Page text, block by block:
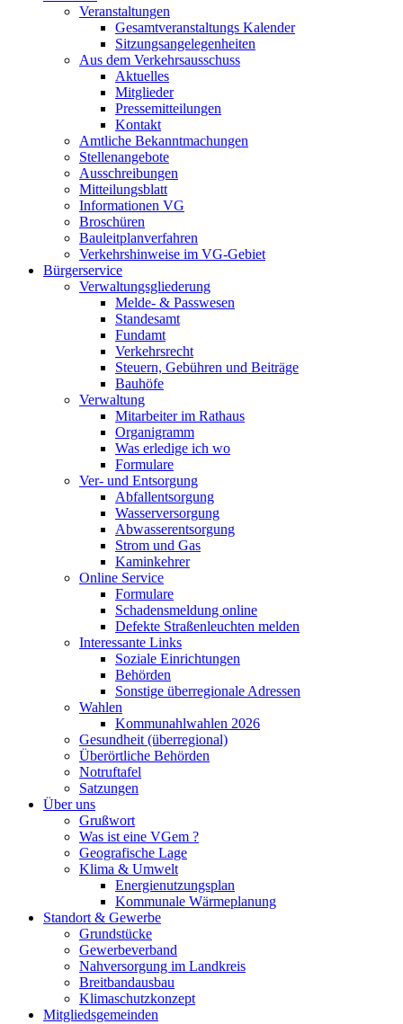
Veranstaltungen
Gesamtveranstaltungs Kalender
Sitzungsangelegenheiten
Aus dem Verkehrsausschuss
Aktuelles
Mitglieder
Pressemitteilungen
Kontakt
Amtliche Bekanntmachungen
Stellenangebote
Ausschreibungen
Mitteilungsblatt
Informationen VG
Broschüren
Bauleitplanverfahren
Verkehrshinweise im VG-Gebiet
Bürgerservice
Verwaltungsgliederung
Melde- & Passwesen
Standesamt
Fundamt
Verkehrsrecht
Steuern, Gebühren und Beiträge
Bauhöfe
Verwaltung
Mitarbeiter im Rathaus
Organigramm
Was erledige ich wo
Formulare
Ver- und Entsorgung
Abfallentsorgung
Wasserversorgung
Abwasserentsorgung
Strom und Gas
Kaminkehrer
Online Service
Formulare
Schadensmeldung online
Defekte Straßenleuchten melden
Interessante Links
Soziale Einrichtungen
Behörden
Sonstige überregionale Adressen
Wahlen
Kommunahlwahlen 2026
Gesundheit (überregional)
Überörtliche Behörden
Notruftafel
Satzungen
Über uns
Grußwort
Was ist eine VGem ?
Geografische Lage
Klima & Umwelt
Energienutzungsplan
Kommunale Wärmeplanung
Standort & Gewerbe
Grundstücke
Gewerbeverband
Nahversorgung im Landkreis
Breitbandausbau
Klimaschutzkonzept
Mitgliedsgemeinden